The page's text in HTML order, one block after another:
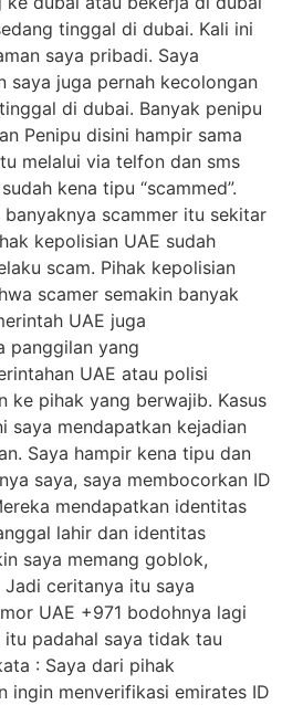
tinggal di dubai. Kali ini
saya pribadi. Saya
saya juga pernah kecolongan
di dubai. Banyak penipu
Penipu disini hampir sama
melalui via telfon dan sms
kena tipu “scammed”.
scammer itu sekitar
kepolisian UAE sudah
scam. Pihak kepolisian
scamer semakin banyak
UAE juga
panggilan yang
UAE atau polisi
ke pihak yang berwajib. Kasus
saya mendapatkan kejadian
Saya hampir kena tipu dan
saya, saya membocorkan ID
mendapatkan identitas
lahir dan identitas
saya memang goblok,
ceritanya itu saya
UAE +971 bodohnya lagi
padahal saya tidak tau
: Saya dari pihak
ingin menverifikasi emirates ID